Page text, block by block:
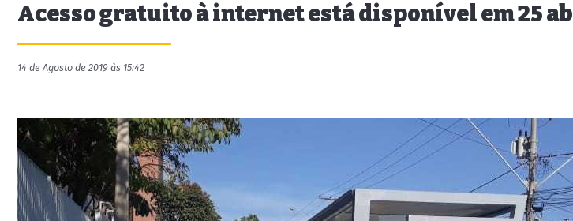
Acesso gratuito à internet está disponível em 25
14 de Agosto de 2019 às 15:42